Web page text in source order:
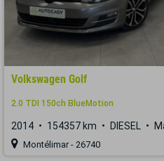
Volkswagen Golf
2.0 TDI 150ch BlueMotion
2014 154357 km DIESEL
Montélimar - 26740